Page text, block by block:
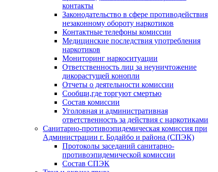
контакты
Законодательство в сфере противодействия
незаконному обороту наркотиков
Контактные телефоны комиссии
Медицинские последствия употребления
наркотиков
Мониторинг наркоситуации
Ответственность лиц за неуничтожение
дикорастущей конопли
Отчеты о деятельности комиссии
Сообщи,где торгуют смертью
Состав комиссии
Уголовная и административная
ответственность за действия с наркотиками
Санитарно-противоэпидемическая комиссия при
Администрации г. Бодайбо и района (СПЭК)
Протоколы заседаний санитарно-
противоэпидемической комиссии
Состав СПЭК